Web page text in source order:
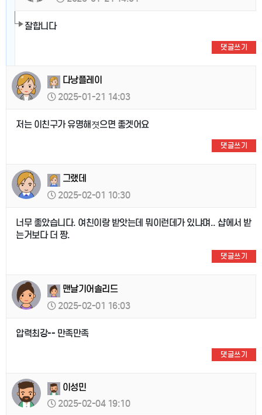
잘합니다
댓글쓰기
다낭플레이
2025-01-21 14:03
저는 이친구가 유명해졋으면 좋겟어요
댓글쓰기
그랬데
2025-02-01 10:30
너무 좋았습니다. 여친이랑 받앗는데 뭐이런데가 있냐며.. 샵에서 받
는거보다 더 짱.
댓글쓰기
맨날기어솔리드
2025-02-01 16:03
압력최강-- 만족만족
댓글쓰기
이성민
2025-02-04 19:10